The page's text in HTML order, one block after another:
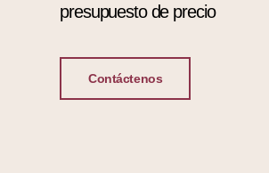
presupuesto de precio
Contáctenos